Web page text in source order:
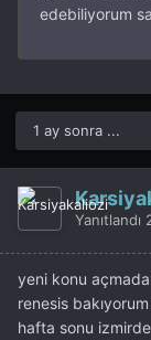
edebiliyorum
1 ay sonra ...
Yanıtlandı
yeni konu
renesis
hafta sonu